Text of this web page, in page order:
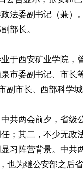
法委副书记（兼）
部长。
于西安矿业学院，
市委副书记、市长
副市长、西部科学
共两会前夕，省级
；其二，不少无政
习阵营背景。中共
也为继公安部之后